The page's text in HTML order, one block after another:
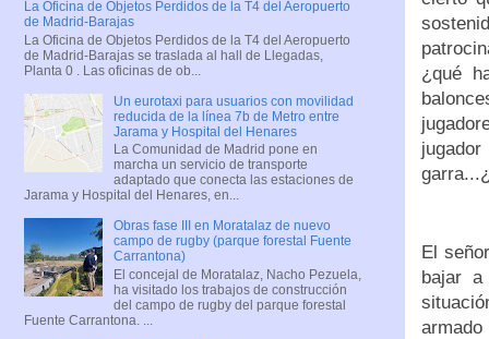
¿qué
El
bajar a
armado
La Oficina de Objetos Perdidos de la T4 del Aeropuerto
de Madrid-Barajas
La Oficina de Objetos Perdidos de la T4 del Aeropuerto
de Madrid-Barajas se traslada al hall de Llegadas,
Planta 0 . Las oficinas de ob...
Un eurotaxi para usuarios con movilidad
reducida de la línea 7b de Metro entre
Jarama y Hospital del Henares
La Comunidad de Madrid pone en
marcha un servicio de transporte
adaptado que conecta las estaciones de
Jarama y Hospital del Henares, en...
Obras fase III en Moratalaz de nuevo
campo de rugby (parque forestal Fuente
Carrantona)
El concejal de Moratalaz, Nacho Pezuela,
ha visitado los trabajos de construcción
del campo de rugby del parque forestal
Fuente Carrantona. ...